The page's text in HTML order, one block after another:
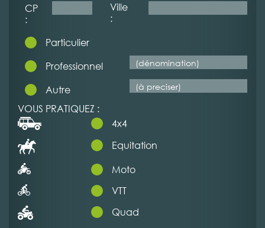
CP
:
Ville
:
Particulier
Professionnel
Autre
VOUS PRATIQUEZ :
4x4
Equitation
Moto
VTT
Quad